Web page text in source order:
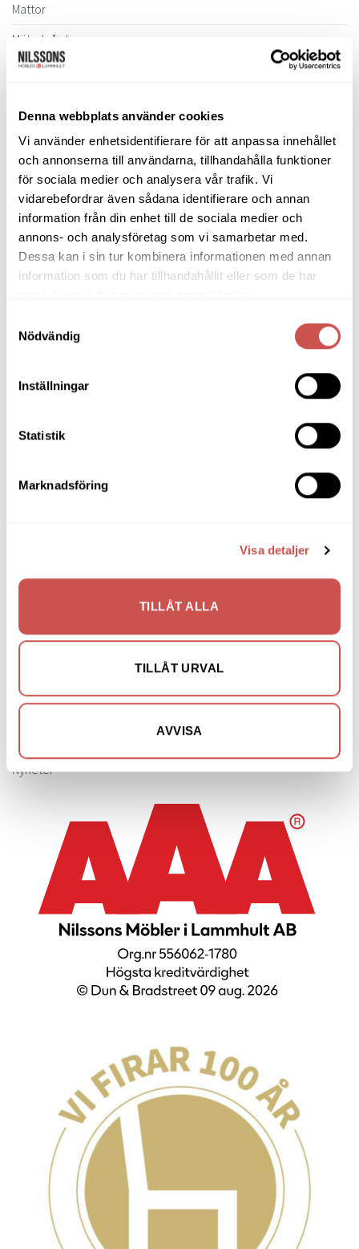
Denna webbplats använder cookies
Vi använder enhetsidentifierare för att anpassa innehållet
och annonserna till användarna, tillhandahålla funktioner
för sociala medier och analysera vår trafik. Vi
vidarebefordrar även sådana identifierare och annan
information från din enhet till de sociala medier och
annons- och analysföretag som vi samarbetar med.
Dessa kan i sin tur kombinera informationen med annan
information som du har tillhandahållit eller som de har
Nödvändig
Inställningar
Statistik
Marknadsföring
Visa detaljer
TILLÅT ALLA
TILLÅT URVAL
AVVISA
Mattor
Möbelvård
Pinnsoffor
Soffor
Skrivbord
Skänkar & Sideboards
Stolar
Sängar
TV-bänkar
Soffor utomhus
Loungefåtöljer
Matgrupper utomhus
Nyheter